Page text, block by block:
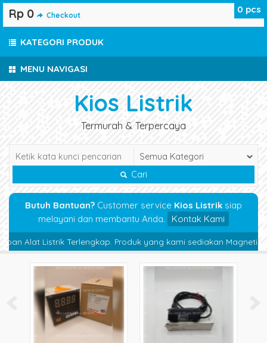
MENU NAVIGASI
Kios Listrik
Termurah & Terpercaya
Cari
Butuh Bantuan? Customer service Kios Listrik siap
melayani dan membantu Anda.
Kontak Kami
Listrik Terlengkap. Produk yang kami sediakan Magnetic
0 pcs
Rp 0 Checkout
KATEGORI PRODUK